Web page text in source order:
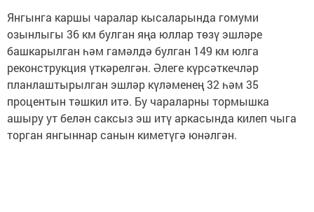
Янгынга каршы чаралар кысаларында гомуми
озынлыгы 36 км булган яңа юллар төзү эшләре
башкарылган һәм гамәлдә булган 149 км юлга
реконструкция үткәрелгән. Әлеге күрсәткечләр
планлаштырылган эшләр күләменең 32 һәм 35
процентын тәшкил итә. Бу чараларны тормышка
ашыру ут белән саксыз эш итү аркасында килеп чыга
торган янгыннар санын киметүгә юнәлгән.